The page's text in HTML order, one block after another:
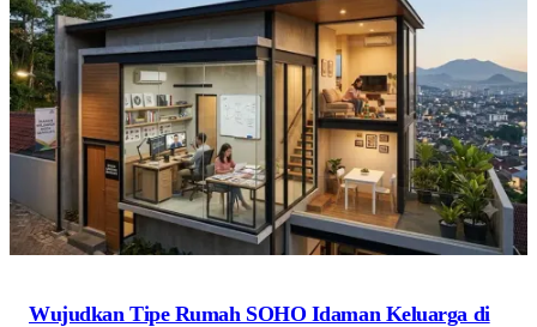
Wujudkan Tipe Rumah SOHO Idaman Keluarga di